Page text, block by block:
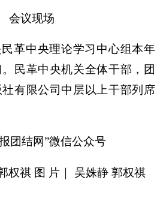
会议现场
革中央理论学习中心组本年
民革中央机关全体干部，团
有限公司中层以上干部列席
团结网”微信公众号
权祺 图 片｜ 吴姝静 郭权祺